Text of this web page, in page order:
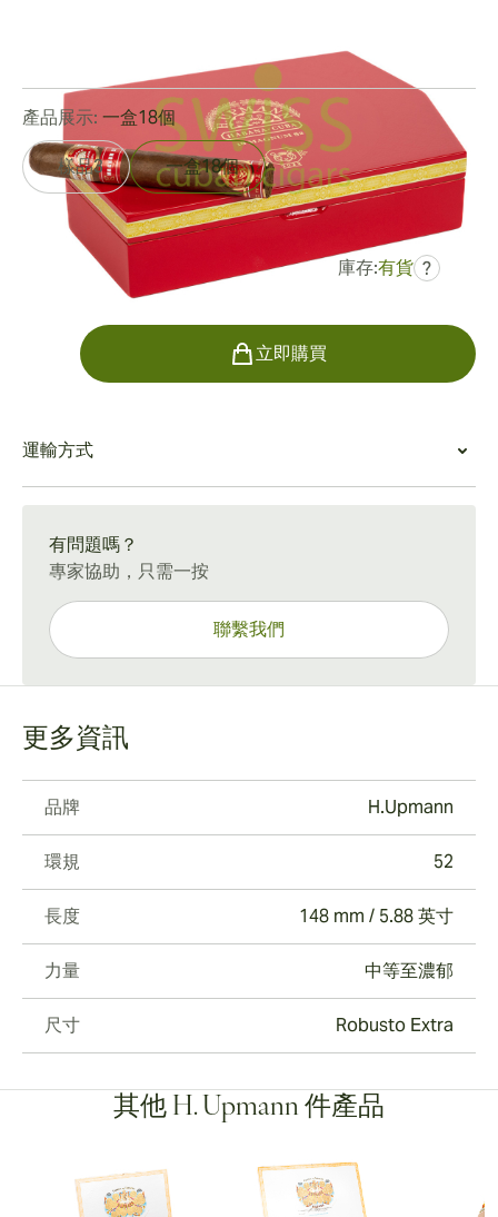
HK$6,175.87 曾是HK$9,796.74
庫存:有貨 ?
產品展示: 一盒18個
樣品3 一盒18個
立即購買
運輸方式
有問題嗎？
專家協助，只需一按
聯繫我們
更多資訊
品牌 H.Upmann
環規 52
長度 148 mm / 5.88 英寸
力量 中等至濃郁
尺寸 Robusto Extra
其他 H. Upmann 件產品